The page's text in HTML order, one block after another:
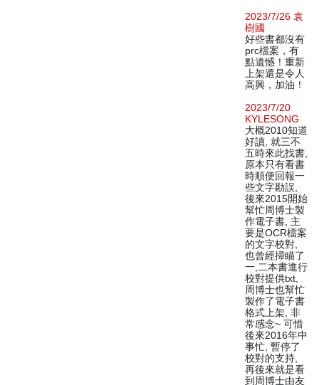
2023/7/26 袁
樹國
好些書都沒有
prc檔案，有
點遺憾！重新
上架還是令人
高興，加油！
2023/7/20
KYLESONG
大概2010知道
好讀, 就三不
五時來此找書,
原本只有看書
時順便回報一
些文字勘誤,
後來2015開始
幫忙周博士製
作電子書, 主
要是OCR檔案
的文字校對,
也曾經掃瞄了
一,二本書進行
校對提供txt,
周博士也幫忙
製作了電子書
格式上架, 非
常感念~ 可惜
後來2016年中
事忙, 暫停了
校對的支持,
再後來就是看
到周博士由友